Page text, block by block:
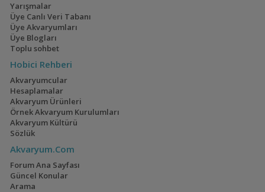
Yarışmalar
Üye Canlı Veri Tabanı
Üye Akvaryumları
Üye Blogları
Toplu sohbet
Hobici Rehberi
Akvaryumcular
Hesaplamalar
Akvaryum Ürünleri
Örnek Akvaryum Kurulumları
Akvaryum Kültürü
Sözlük
Akvaryum.Com
Forum Ana Sayfası
Güncel Konular
Arama